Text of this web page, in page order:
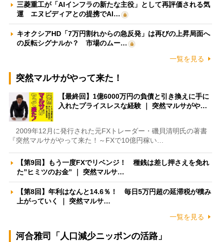
三菱重工が「AIインフラの新たな主役」として再評価される気
運 エヌビディアとの提携でAI…
キオクシアHD「7万円割れからの急反発」は再びの上昇局面へ
の反転シグナルか？ 市場のムー…
一覧を見る
突然マルサがやって来た！
【最終回】1億6000万円の負債と引き換えに手に
入れたプライスレスな経験 ｜ 突然マルサがや…
2009年12月に発行された元FXトレーダー・磯貝清明氏の著書
『突然マルサがやって来た！～FXで10億円稼い…
【第9回】もう一度FXでリベンジ！ 種銭は差し押さえを免れ
た”ヒミツのお金” ｜ 突然マルサ…
【第8回】年利はなんと14.6％！ 毎日5万円超の延滞税が積み
上がっていく ｜ 突然マルサ…
一覧を見る
河合雅司「人口減少ニッポンの活路」